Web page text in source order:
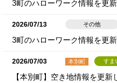
3町のハローワーク情報を更新
2026/07/13 その他
3町のハローワーク情報を更新
2026/07/03 本別町 すま
【本別町】空き地情報を更新